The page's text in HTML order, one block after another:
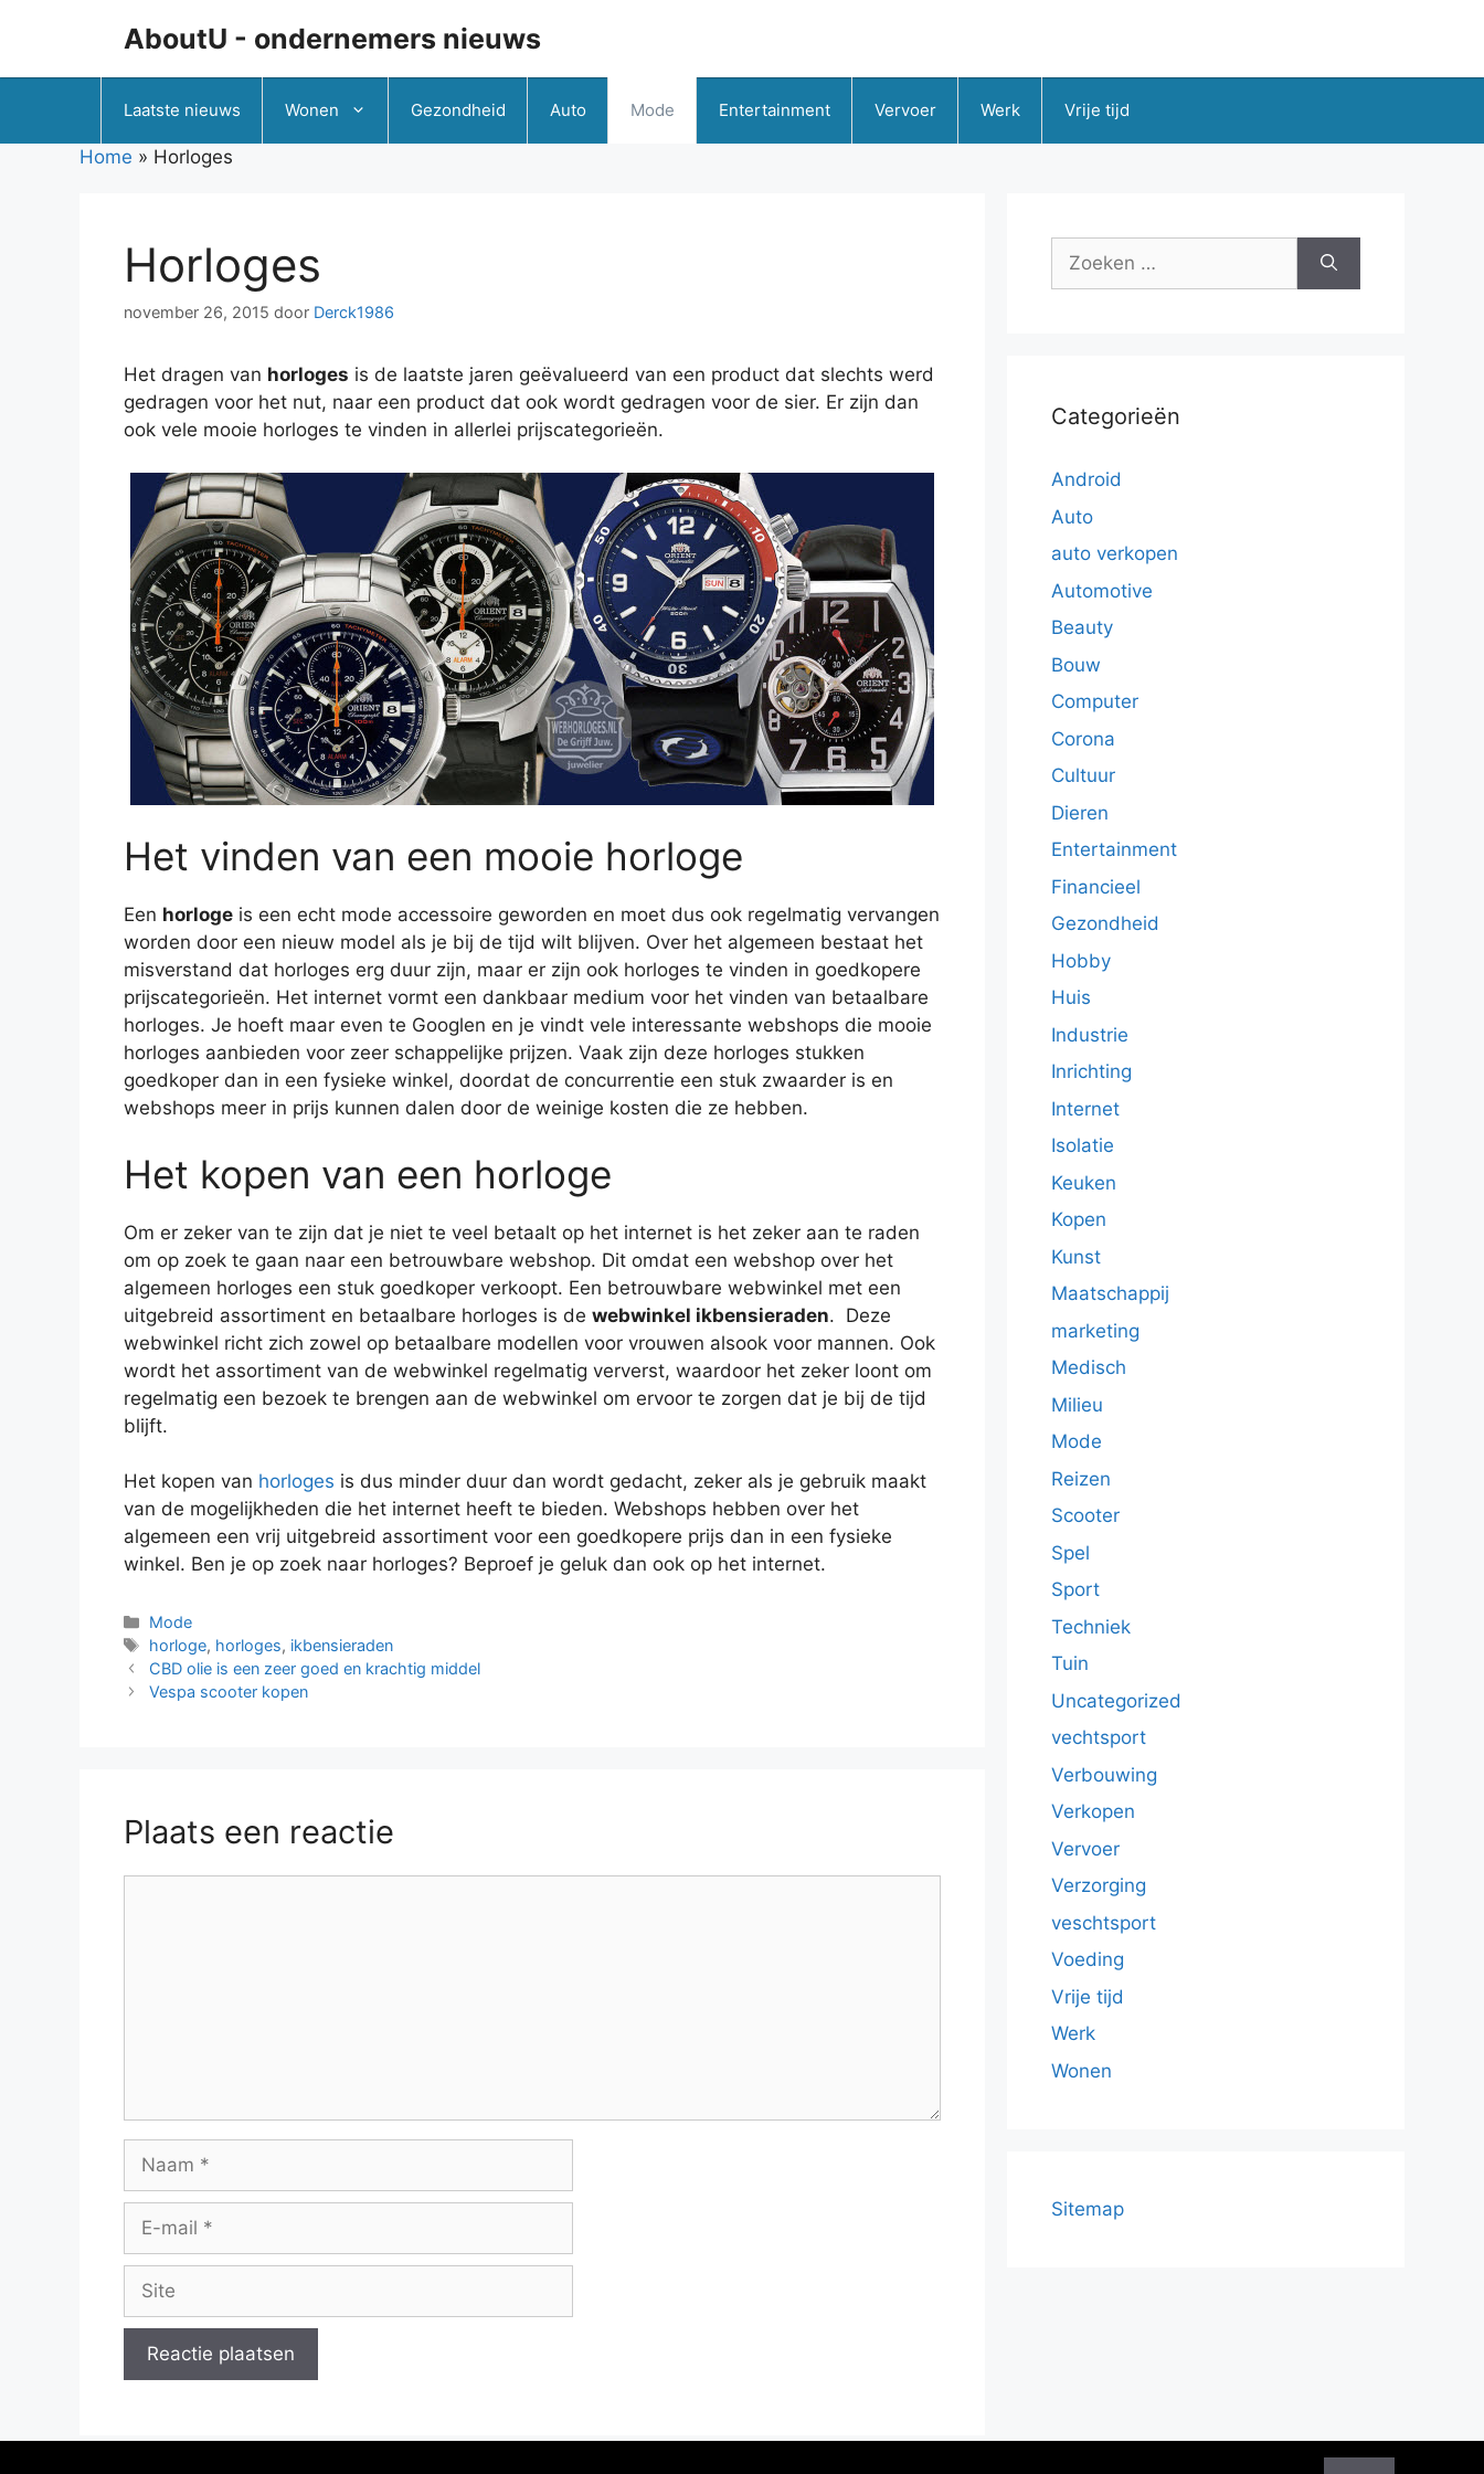
AboutU - ondernemers nieuws
Laatste nieuws Wonen Gezondheid Auto Mode Entertainment Vervoer Werk Vrije tijd
Home » Horloges
Horloges
november 26, 2015 door Derck1986
Het dragen van horloges is de laatste jaren geëvalueerd van een product dat slechts werd
gedragen voor het nut, naar een product dat ook wordt gedragen voor de sier. Er zijn dan
ook vele mooie horloges te vinden in allerlei prijscategorieën.
Het vinden van een mooie horloge
Een horloge is een echt mode accessoire geworden en moet dus ook regelmatig vervangen
worden door een nieuw model als je bij de tijd wilt blijven. Over het algemeen bestaat het
misverstand dat horloges erg duur zijn, maar er zijn ook horloges te vinden in goedkopere
prijscategorieën. Het internet vormt een dankbaar medium voor het vinden van betaalbare
horloges. Je hoeft maar even te Googlen en je vindt vele interessante webshops die mooie
horloges aanbieden voor zeer schappelijke prijzen. Vaak zijn deze horloges stukken
goedkoper dan in een fysieke winkel, doordat de concurrentie een stuk zwaarder is en
webshops meer in prijs kunnen dalen door de weinige kosten die ze hebben.
Het kopen van een horloge
Om er zeker van te zijn dat je niet te veel betaalt op het internet is het zeker aan te raden
om op zoek te gaan naar een betrouwbare webshop. Dit omdat een webshop over het
algemeen horloges een stuk goedkoper verkoopt. Een betrouwbare webwinkel met een
uitgebreid assortiment en betaalbare horloges is de webwinkel ikbensieraden. Deze
webwinkel richt zich zowel op betaalbare modellen voor vrouwen alsook voor mannen. Ook
wordt het assortiment van de webwinkel regelmatig ververst, waardoor het zeker loont om
regelmatig een bezoek te brengen aan de webwinkel om ervoor te zorgen dat je bij de tijd
blijft.
Het kopen van horloges is dus minder duur dan wordt gedacht, zeker als je gebruik maakt
van de mogelijkheden die het internet heeft te bieden. Webshops hebben over het
algemeen een vrij uitgebreid assortiment voor een goedkopere prijs dan in een fysieke
winkel. Ben je op zoek naar horloges? Beproef je geluk dan ook op het internet.
Categorieën
Mode
Tags
horloge, horloges, ikbensieraden
CBD olie is een zeer goed en krachtig middel
Vespa scooter kopen
Plaats een reactie
Naam
Site
Zoek
Categorieën
Android
Auto
auto verkopen
Automotive
Beauty
Bouw
Computer
Corona
Cultuur
Dieren
Entertainment
Financieel
Gezondheid
Hobby
Huis
Industrie
Inrichting
Internet
Isolatie
Keuken
Kopen
Kunst
Maatschappij
marketing
Medisch
Milieu
Mode
Reizen
Scooter
Spel
Sport
Techniek
Tuin
Uncategorized
vechtsport
Verbouwing
Verkopen
Vervoer
Verzorging
veschtsport
Voeding
Vrije tijd
Werk
Wonen
Sitemap